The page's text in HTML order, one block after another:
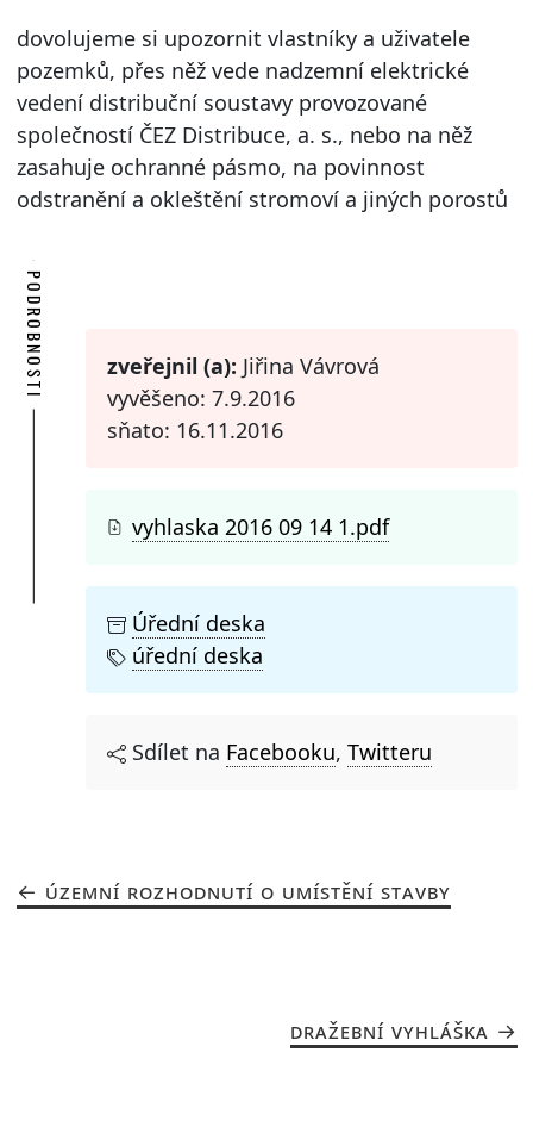
dovolujeme si upozornit vlastníky a uživatele
pozemků, přes něž vede nadzemní elektrické
vedení distribuční soustavy provozované
společností ČEZ Distribuce, a. s., nebo na něž
zasahuje ochranné pásmo, na povinnost
odstranění a okleštění stromoví a jiných porostů
PODROBNOSTI zveřejnil (a): Jiřina Vávrová
vyvěšeno: 7.9.2016
sňato: 16.11.2016
vyhlaska 2016 09 14 1.pdf
Úřední deska
úřední deska
Sdílet na Facebooku, Twitteru
ÚZEMNÍ ROZHODNUTÍ O UMÍSTĚNÍ STAVBY
DRAŽEBNÍ VYHLÁŠKA